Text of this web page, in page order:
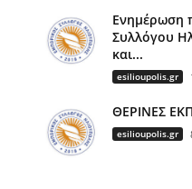
Ενημέρωση
Συλλόγου
και...
esilioupolis.gr
ΘΕΡΙΝΕΣ
esilioupolis.gr